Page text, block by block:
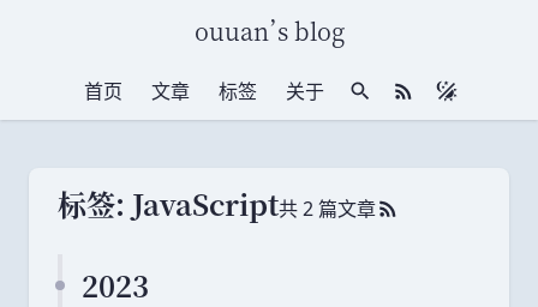
ouuan’s blog
首页 文章 标签 关于 站内搜索RSS 订阅
标签: JavaScript共 2 篇文章RSS 订阅
2023